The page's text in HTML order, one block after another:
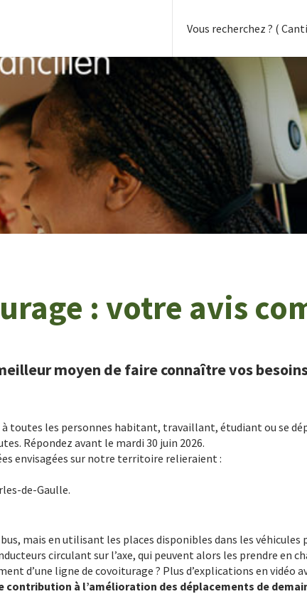
: votre avis
moyen de faireconnaîtrevos
à toutes les personnes habitant, travaillant, étudiant ou se
Répondez avant le mardi 30 juin 2026.
envisagées sur notre territoire relieraient :
de-Gaulle.
mais en utilisant les places disponibles dans les
circulant sur l’axe, qui peuvent alors les prendre en
d’une ligne de covoiturage ? Plus d’explications en vidéo
à l’amélioration des déplacements de